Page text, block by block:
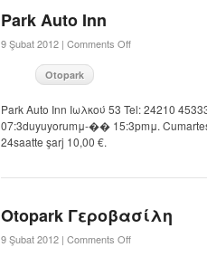
Park Auto Inn
9 Şubat 2012 | Comments Off
Otopark
Park Auto Inn Ιωλκού 53 Tel: 24210
07:3duyuyorumμ-�� 15:3pmμ.
24saatte şarj 10,00 €.
Otopark Γεροβασίλη
9 Şubat 2012 | Comments Off